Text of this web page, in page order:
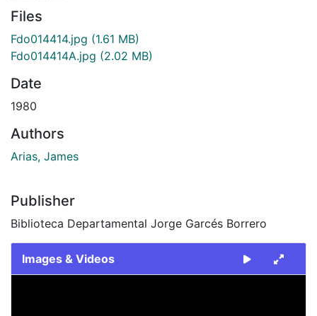
Files
Fdo014414.jpg (1.61 MB)
Fdo014414A.jpg (2.02 MB)
Date
1980
Authors
Arias, James
Publisher
Biblioteca Departamental Jorge Garcés Borrero
Images & Videos